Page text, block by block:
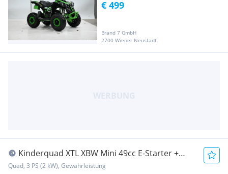
Brand 7 GmbH
2700 Wiener Neustadt
€ 499
Kinderquad XTL XBW Mini 49cc E-Starter +
Seilzug
Quad, 3 PS (2 kW), Gewährleistung